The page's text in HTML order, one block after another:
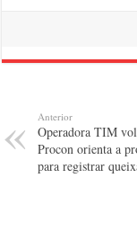
Anterior
Operadora TIM
Procon orienta a
para registrar